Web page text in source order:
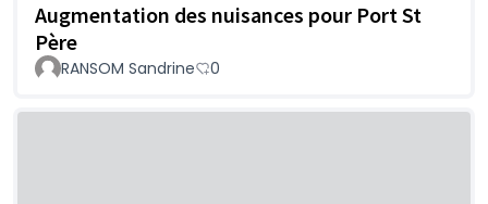
Augmentation des nuisances pour Port St
Père
RANSOM Sandrine 0